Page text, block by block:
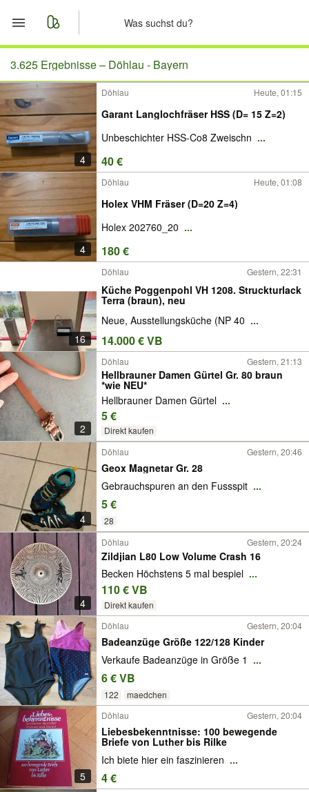
Start
Merkliste
Nachrichten
Anzeige aufgeben
3.625 Ergebnisse – Döhlau - Bayern
4
Döhlau Heute, 01:15
Garant Langlochfräser HSS (D= 15 Z=2)
Unbeschichter HSS-Co8 Zweischn ...
40 €
4
Döhlau Heute, 01:08
Holex VHM Fräser (D=20 Z=4)
Holex 202760_20 ...
180 €
16
Döhlau Gestern, 22:31
Küche Poggenpohl VH 1208. Struckturlack
Terra (braun), neu
Neue, Ausstellungsküche (NP 40 ...
14.000 € VB
2
Döhlau Gestern, 21:13
Hellbrauner Damen Gürtel Gr. 80 braun
*wie NEU*
Hellbrauner Damen Gürtel ...
5 €
Direkt kaufen
4
Döhlau Gestern, 20:46
Geox Magnetar Gr. 28
Gebrauchspuren an den Fussspit ...
5 €
28
4
Döhlau Gestern, 20:24
Zildjian L80 Low Volume Crash 16
Becken Höchstens 5 mal bespiel ...
110 € VB
Direkt kaufen
Döhlau
Gestern, 20:04
Badeanzüge Größe 122/128 Kinder
Verkaufe Badeanzüge in Größe 1 ...
6 € VB
122 maedchen
5
Döhlau Gestern, 20:04
Liebesbekenntnisse: 100 bewegende
Briefe von Luther bis Rilke
Ich biete hier ein faszinieren ...
4 €